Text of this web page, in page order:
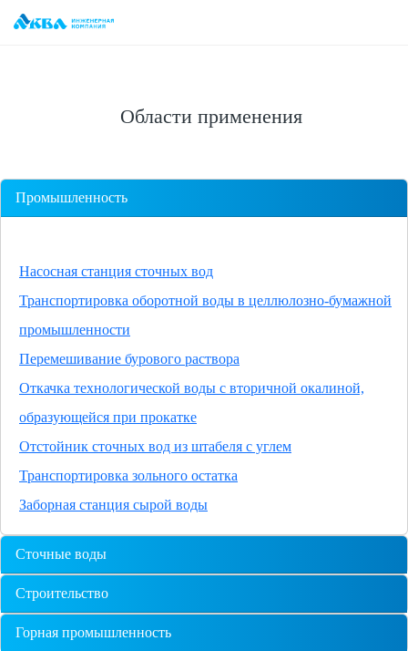
Области применения
Промышленность
Насосная станция сточных вод
Транспортировка оборотной воды в целлюлозно-бумажной
промышленности
Перемешивание бурового раствора
Откачка технологической воды с вторичной окалиной,
образующейся при прокатке
Отстойник сточных вод из штабеля с углем
Транспортировка зольного остатка
Заборная станция сырой воды
Сточные воды
Строительство
Горная промышленность